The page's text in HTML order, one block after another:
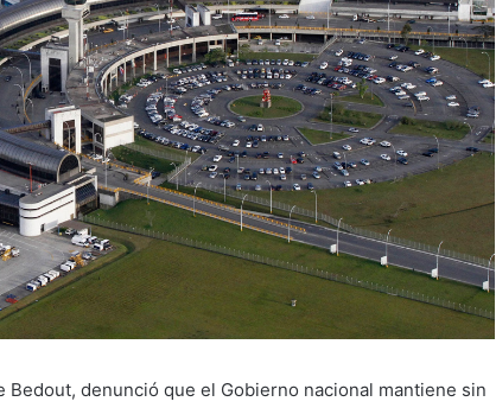
denunció que el Gobierno nacional mantiene sin